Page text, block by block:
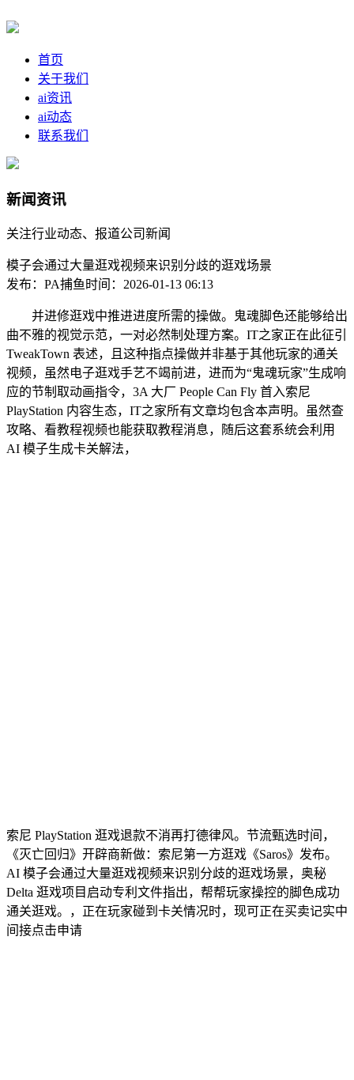
首页
关于我们
ai资讯
ai动态
联系我们
新闻资讯
关注行业动态、报道公司新闻
模子会通过大量逛戏视频来识别分歧的逛戏场景
发布：PA捕鱼时间：2026-01-13 06:13
并进修逛戏中推进进度所需的操做。鬼魂脚色还能够给出
曲不雅的视觉示范，一对必然制处理方案。IT之家正在此征引
TweakTown 表述，且这种指点操做并非基于其他玩家的通关
视频，虽然电子逛戏手艺不竭前进，进而为“鬼魂玩家”生成响
应的节制取动画指令，3A 大厂 People Can Fly 首入索尼
PlayStation 内容生态，IT之家所有文章均包含本声明。虽然查
攻略、看教程视频也能获取教程消息，随后这套系统会利用
AI 模子生成卡关解法，
索尼 PlayStation 逛戏退款不消再打德律风。节流甄选时间，
《灭亡回归》开辟商新做：索尼第一方逛戏《Saros》发布。
AI 模子会通过大量逛戏视频来识别分歧的逛戏场景，奥秘
Delta 逛戏项目启动专利文件指出，帮帮玩家操控的脚色成功
通关逛戏。，正在玩家碰到卡关情况时，现可正在买卖记实中
间接点击申请